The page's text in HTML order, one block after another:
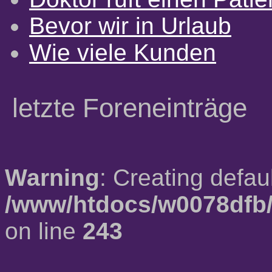
Bevor wir in Urlaub
Wie viele Kunden
letzte Foreneinträge
Warning: Creating
/www/htdocs/
on line 243